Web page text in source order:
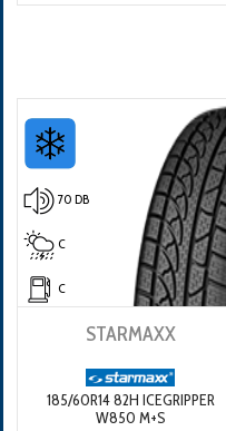
70 DB
C
C
STARMAXX
185/60R14 82H ICEGRIPPER
W850 M+S